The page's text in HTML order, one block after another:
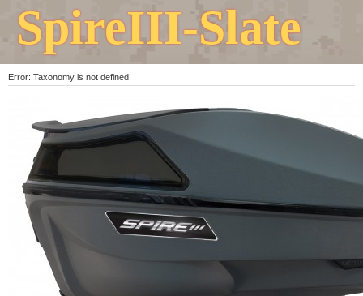
SpireIII-Slate
Error: Taxonomy is not defined!